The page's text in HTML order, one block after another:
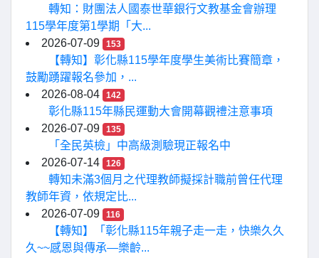
轉知：財團法人國泰世華銀行文教基金會辦理
115學年度第1學期「大...
2026-07-09
153
【轉知】彰化縣115學年度學生美術比賽簡章，
鼓勵踴躍報名參加，...
2026-08-04
142
彰化縣115年縣民運動大會開幕觀禮注意事項
2026-07-09
135
「全民英檢」中高級測驗現正報名中
2026-07-14
126
轉知未滿3個月之代理教師擬採計職前曾任代理
教師年資，依規定比...
2026-07-09
116
【轉知】「彰化縣115年親子走一走，快樂久久
久~~感恩與傳承—樂齡...